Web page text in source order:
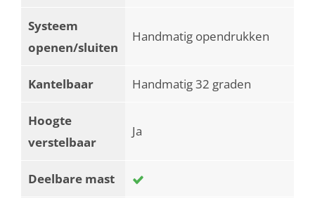
Systeem
openen/sluiten
Handmatig opendrukken
Kantelbaar Handmatig 32 graden
Hoogte
verstelbaar
Ja
Deelbare mast